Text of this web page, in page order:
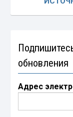
обновления
Адрес